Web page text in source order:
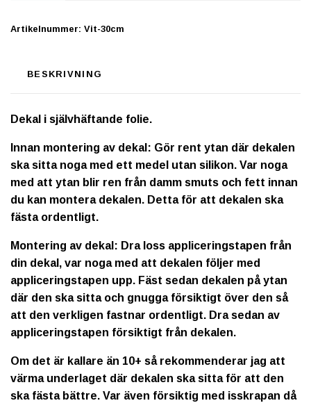
Artikelnummer: Vit-30cm
BESKRIVNING
Dekal i självhäftande folie.
Innan montering av dekal: Gör rent ytan där dekalen
ska sitta noga med ett medel utan silikon. Var noga
med att ytan blir ren från damm smuts och fett innan
du kan montera dekalen. Detta för att dekalen ska
fästa ordentligt.
Montering av dekal: Dra loss appliceringstapen från
din dekal, var noga med att dekalen följer med
appliceringstapen upp. Fäst sedan dekalen på ytan
där den ska sitta och gnugga försiktigt över den så
att den verkligen fastnar ordentligt. Dra sedan av
appliceringstapen försiktigt från dekalen.
Om det är kallare än 10+ så rekommenderar jag att
värma underlaget där dekalen ska sitta för att den
ska fästa bättre. Var även försiktig med isskrapan då